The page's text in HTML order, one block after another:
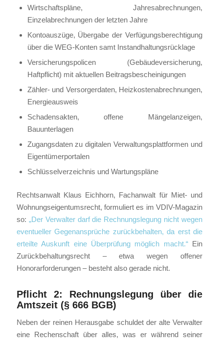
Wirtschaftspläne, Jahresabrechnungen,
Einzelabrechnungen der letzten Jahre
Kontoauszüge, Übergabe der Verfügungsberechtigung
über die WEG-Konten samt Instandhaltungsrücklage
Versicherungspolicen (Gebäudeversicherung,
Haftpflicht) mit aktuellen Beitragsbescheinigungen
Zähler- und Versorgerdaten, Heizkostenabrechnungen,
Energieausweis
Schadensakten, offene Mängelanzeigen,
Bauunterlagen
Zugangsdaten zu digitalen Verwaltungsplattformen und
Eigentümerportalen
Schlüsselverzeichnis und Wartungspläne
Rechtsanwalt Klaus Eichhorn, Fachanwalt für Miet- und
Wohnungseigentumsrecht, formuliert es im VDIV-Magazin
so: „Der Verwalter darf die Rechnungslegung nicht wegen
eventueller Gegenansprüche zurückbehalten, da erst die
erteilte Auskunft eine Überprüfung möglich macht.“Ein
Zurückbehaltungsrecht – etwa wegen offener
Honorarforderungen – besteht also gerade nicht.
Pflicht 2: Rechnungslegung über die
Amtszeit (§ 666 BGB)
Neben der reinen Herausgabe schuldet der alte Verwalter
eine Rechenschaft über alles, was er während seiner